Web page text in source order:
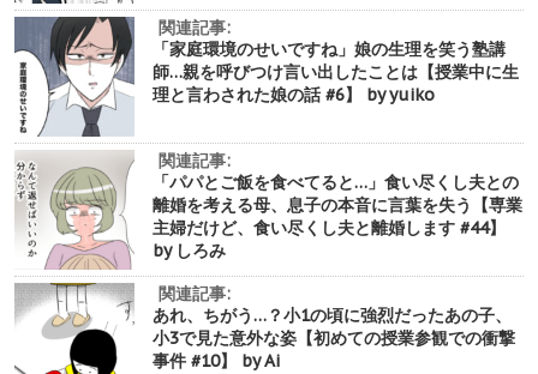
関連記事:
「家庭環境のせいですね」娘の生理を笑う塾講
師…親を呼びつけ言い出したことは【授業中に生
理と言わされた娘の話 #6】 by yuiko
関連記事:
「パパとご飯を食べてると…」食い尽くし夫との
離婚を考える母、息子の本音に言葉を失う【専業
主婦だけど、食い尽くし夫と離婚します #44】
by しろみ
関連記事:
あれ、ちがう…？小1の頃に強烈だったあの子、
小3で見た意外な姿【初めての授業参観での衝撃
事件 #10】 by Ai